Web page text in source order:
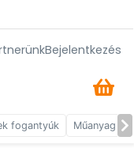
Bejelentkezés
fogantyúk Műanyag